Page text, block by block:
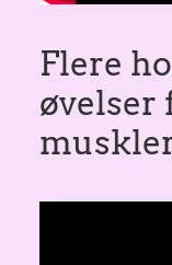
Flere
øvelser